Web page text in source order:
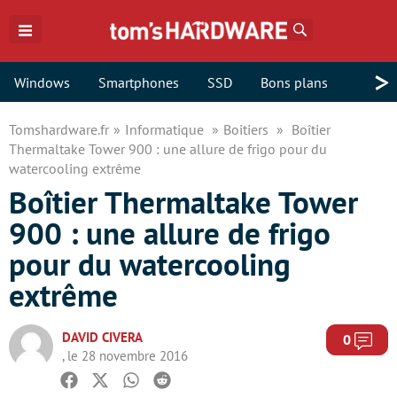
Windows Smartphones SSD Bons plans >
Tomshardware.fr Informatique Boitiers
Boîtier
Thermaltake Tower 900 : une allure de frigo pour du
watercooling extrême
Boîtier Thermaltake Tower
900 : une allure de frigo
pour du watercooling
extrême
DAVID CIVERA
, le 28 novembre 2016
0
Facebook
TwitterWhatsapp
Reddit